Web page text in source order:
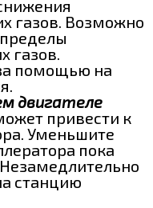
газов. Возможно
газов.
помощью на
двигателе
привести к
Уменьшите
пока
станцию